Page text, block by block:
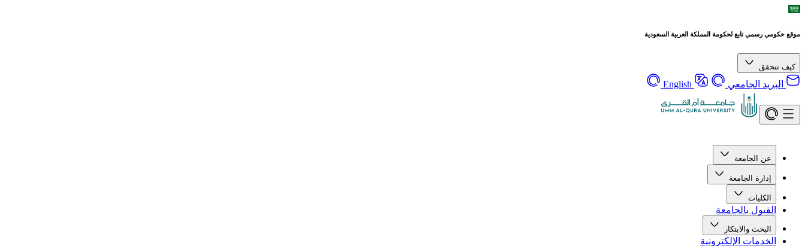
موقع حكومي رسمي تابع لحكومة المملكة العربية السعودية
كيف تتحقق
البريد الجامعي English
عن الجامعة
إدارة الجامعة
الكليات
القبول بالجامعة
البحث والابتكار
الخدمات الإلكترونية